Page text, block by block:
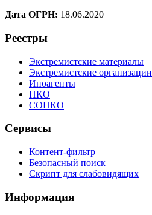
Дата ОГРН: 18.06.2020
Реестры
Экстремистские материалы
Экстремистские организации
Иноагенты
НКО
СОНКО
Сервисы
Контент-фильтр
Безопасный поиск
Скрипт для слабовидящих
Информация